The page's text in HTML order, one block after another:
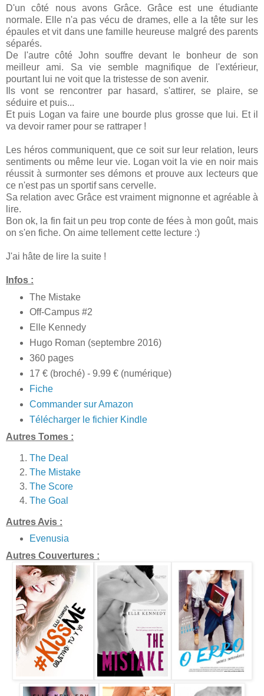
D'un côté nous avons Grâce. Grâce est une étudiante
normale. Elle n'a pas vécu de drames, elle a la tête sur les
épaules et vit dans une famille heureuse malgré des parents
séparés.
De l'autre côté John souffre devant le bonheur de son
meilleur ami. Sa vie semble magnifique de l'extérieur,
pourtant lui ne voit que la tristesse de son avenir.
Ils vont se rencontrer par hasard, s'attirer, se plaire, se
séduire et puis...
Et puis Logan va faire une bourde plus grosse que lui. Et il
va devoir ramer pour se rattraper !
Les héros communiquent, que ce soit sur leur relation, leurs
sentiments ou même leur vie. Logan voit la vie en noir mais
réussit à surmonter ses démons et prouve aux lecteurs que
ce n'est pas un sportif sans cervelle.
Sa relation avec Grâce est vraiment mignonne et agréable à
lire.
Bon ok, la fin fait un peu trop conte de fées à mon goût, mais
on s'en fiche. On aime tellement cette lecture :)
J'ai hâte de lire la suite !
Infos :
The Mistake
Off-Campus #2
Elle Kennedy
Hugo Roman (septembre 2016)
360 pages
17 € (broché) - 9.99 € (numérique)
Fiche
Commander sur Amazon
Télécharger le fichier Kindle
Autres Tomes :
The Deal
The Mistake
The Score
The Goal
Autres Avis :
Evenusia
Autres Couvertures :